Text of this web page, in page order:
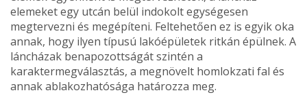
elemeket egy utcán belül indokolt egységesen
megtervezni és megépí­teni. Feltehetően ez is egyik oka
an­nak, hogy ilyen típusú lakóépületek ritkán épülnek. A
láncházak benapozottságát szintén a
karaktermegválasztás, a megnövelt homlokzati fal és
annak ablakozhatósága határozza meg.